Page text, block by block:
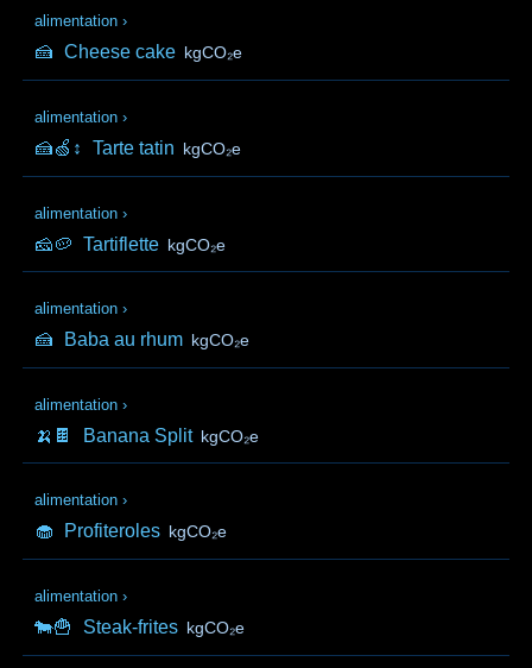
alimentation ›
🍰 Cheese cake kgCO₂e
alimentation ›
🍰🍏↕️ Tarte tatin kgCO₂e
alimentation ›
🧀🥔 Tartiflette kgCO₂e
alimentation ›
🍰 Baba au rhum kgCO₂e
alimentation ›
🍌🍫 Banana Split kgCO₂e
alimentation ›
🧁 Profiteroles kgCO₂e
alimentation ›
🐄🍟 Steak-frites kgCO₂e